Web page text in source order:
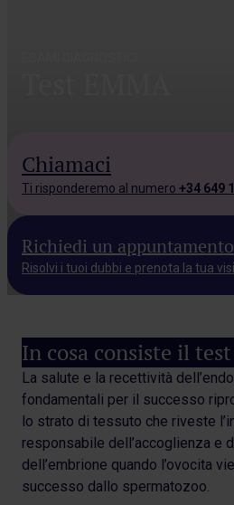
Chiamaci
Ti risponderemo al numero +34 649 199
Richiedi un appuntamento
Risolvi i tuoi dubbi e prenota la tua
In cosa consiste il
La salute e la recettività
fondamentali per il successo
lo strato di tessuto che riveste
responsabile dell’accoglienza e
dell’embrione quando l’ovocita
successo dallo spermatozoo.